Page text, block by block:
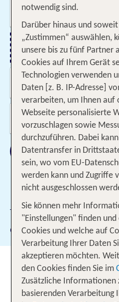
Kreuzfahrten
Rundreisen
Privattransfer
Wo soll es hin gehen?
Flug hinzufügen
Wann & wie lange?
10.08.2026 -
Wer reist mit?
2 Erwachsene
1 Filter hinzugefügt
Gewählte Filter: 96
TUI Hotels mit
Küche -
Körper und
notwendig sind.
Darüber hinaus und
„Zustimmen“ auswählen,
unsere bis zu fünf Partner
Cookies auf Ihrem Gerät
Technologien verwenden
Daten [z. B. IP-Adresse]
verarbeiten, um Ihnen auf
Webseite personalisierte
vorzuschlagen sowie
durchzuführen. Dabei
Datentransfer in
sein, wo vom EU-
werden kann und Zugriffe
nicht ausgeschlossen
Sie können mehr
"Einstellungen" finden
Cookies und welche auf
Verarbeitung Ihrer Daten
akzeptieren möchten.
den Cookies finden Sie im
Zusätzliche Informationen
basierenden Verarbeitung